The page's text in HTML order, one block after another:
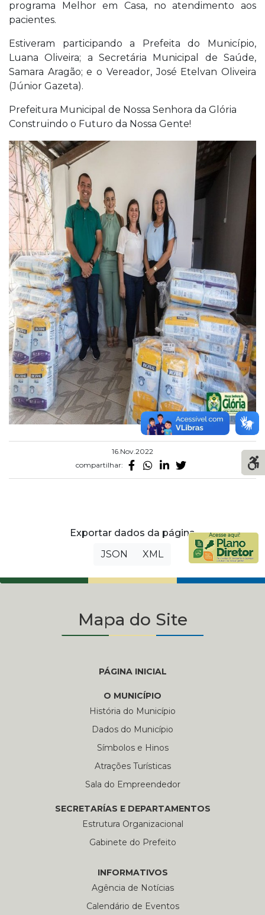
programa Melhor em Casa, no atendimento aos
pacientes.
Estiveram participando a Prefeita do Município,
Luana Oliveira; a Secretária Municipal de Saúde,
Samara Aragão; e o Vereador, José Etelvan Oliveira
(Júnior Gazeta).
Prefeitura Municipal de Nossa Senhora da Glória
Construindo o Futuro da Nossa Gente!
16.Nov.2022
compartilhar:
Exportar dados da página
JSON
XML
Mapa do Site
PÁGINA INICIAL
O MUNICÍPIO
História do Município
Dados do Município
Símbolos e Hinos
Atrações Turísticas
Sala do Empreendedor
SECRETARÍAS E DEPARTAMENTOS
Estrutura Organizacional
Gabinete do Prefeito
INFORMATIVOS
Agência de Notícias
Calendário de Eventos